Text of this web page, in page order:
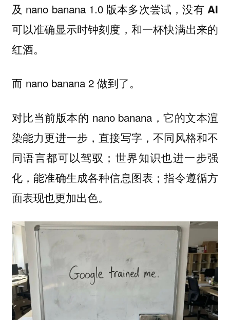
及 nano banana 1.0 版本多次尝试，没有 AI
可以准确显示时钟刻度，和一杯快满出来的
红酒。
而 nano banana 2 做到了。
对比当前版本的 nano banana，它的文本渲
染能力更进一步，直接写字，不同风格和不
同语言都可以驾驭；世界知识也进一步强
化，能准确生成各种信息图表；指令遵循方
面表现也更加出色。